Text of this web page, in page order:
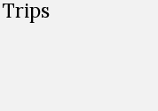
Trips